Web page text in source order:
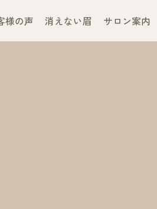
様の声 消えない眉 サロン案内